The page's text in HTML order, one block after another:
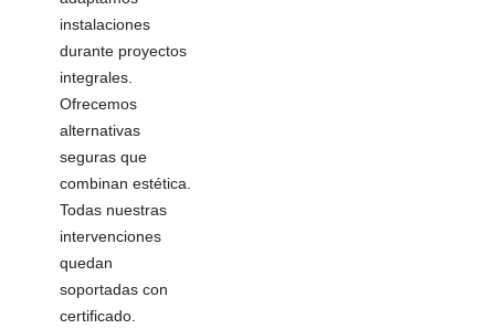
instalaciones
durante proyectos
integrales.
Ofrecemos
alternativas
seguras que
combinan estética.
Todas nuestras
intervenciones
quedan
soportadas con
certificado.